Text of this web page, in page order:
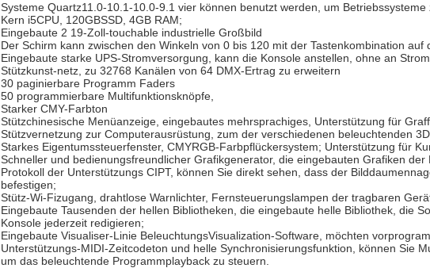
Systeme Quartz11.0-10.1-10.0-9.1 vier können benutzt werden, um Betriebssysteme
Kern i5CPU, 120GBSSD, 4GB RAM;
Eingebaute 2 19-Zoll-touchable industrielle Großbild
Der Schirm kann zwischen den Winkeln von 0 bis 120 mit der Tastenkombination auf
Eingebaute starke UPS-Stromversorgung, kann die Konsole anstellen, ohne an
Stützkunst-netz, zu 32768 Kanälen von 64 DMX-Ertrag zu erweitern
30 paginierbare Programm Faders
50 programmierbare Multifunktionsknöpfe,
Starker CMY-Farbton
Stützchinesische Menüanzeige, eingebautes mehrsprachiges, Unterstützung für
Stützvernetzung zur Computerausrüstung, zum der verschiedenen beleuchtenden
Starkes Eigentumssteuerfenster, CMYRGB-Farbpflückersystem; Unterstützung für
Schneller und bedienungsfreundlicher Grafikgenerator, die eingebauten Grafiken
Protokoll der Unterstützungs CIPT, können Sie direkt sehen, dass der
befestigen;
Stütz-Wi-Fizugang, drahtlose Warnlichter, Fernsteuerungslampen der tragbaren
Eingebaute Tausenden der hellen Bibliotheken, die eingebaute helle Bibliothek, die
Konsole jederzeit redigieren;
Eingebaute Visualiser-Linie BeleuchtungsVisualization-Software, möchten
Unterstützungs-MIDI-Zeitcodeton und helle Synchronisierungsfunktion, können Sie
um das beleuchtende Programmplayback zu steuern.